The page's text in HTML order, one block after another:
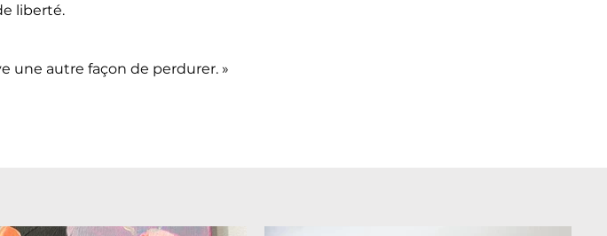
liberté.
une autre façon de perdurer. »